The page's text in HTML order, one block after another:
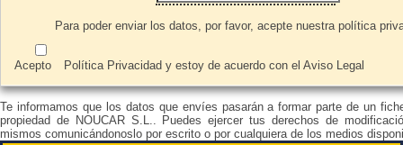
Para poder enviar los datos, por favor, acepte nuestra política
Acepto Política Privacidad y estoy de acuerdo con el Aviso Legal
Te informamos que los datos que envíes pasarán a formar parte de un
propiedad de NOUCAR S.L.. Puedes ejercer tus derechos de
mismos comunicándonoslo por escrito o por cualquiera de los medios